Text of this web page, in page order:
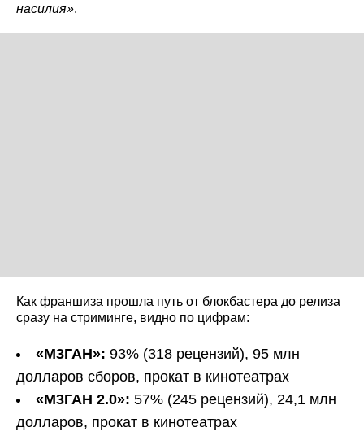
насилия».
Как франшиза прошла путь от блокбастера до релиза
сразу на стриминге, видно по цифрам:
«М3ГАН»: 93% (318 рецензий), 95 млн
долларов сборов, прокат в кинотеатрах
«М3ГАН 2.0»: 57% (245 рецензий), 24,1 млн
долларов, прокат в кинотеатрах